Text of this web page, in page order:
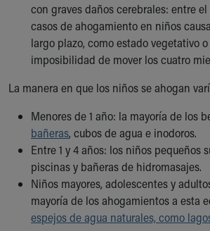
Building a Brighter Future
Our Mission, Vision, Promise
Calendar of Events
Community Mission
Connect With Us
Newsroom
Our Leadership
Quality and Patient Safety
Unity and Engagement
Women's Board
Our History
More childhood, please.™
con graves daños cerebrales: entre el
casos de ahogamiento en niños
largo plazo, como estado vegetativo
imposibilidad de mover los cuatro
La manera en que los niños se ahogan
Menores de 1 año: la mayoría de los
bañeras, cubos de agua e inodoros.
Entre 1 y 4 años: los niños pequeños
piscinas y bañeras de hidromasajes.
Niños mayores, adolescentes y
mayoría de los ahogamientos a esta
espejos de agua naturales, como